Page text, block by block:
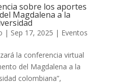
sobre los aportes
Magdalena a la
| Sep 17, 2025 | Eventos
la conferencia virtual
del Magdalena a la
colombiana”,